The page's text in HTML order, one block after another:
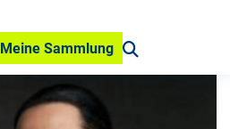
Meine Sammlung